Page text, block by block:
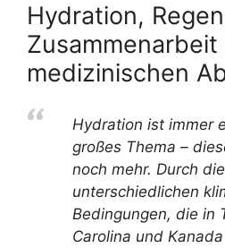
Hydration,
medizinischen
Hydration ist immer
großes Thema –
noch mehr. Durch die
unterschiedlichen
Bedingungen, die in
Carolina und